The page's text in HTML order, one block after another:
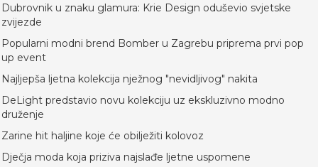
Dubrovnik u znaku glamura: Krie Design oduševio svjetske
zvijezde
Popularni modni brend Bomber u Zagrebu priprema prvi pop
up event
Najljepša ljetna kolekcija nježnog "nevidljivog" nakita
DeLight predstavio novu kolekciju uz ekskluzivno modno
druženje
Zarine hit haljine koje će obilježiti kolovoz
Dječja moda koja priziva najslađe ljetne uspomene